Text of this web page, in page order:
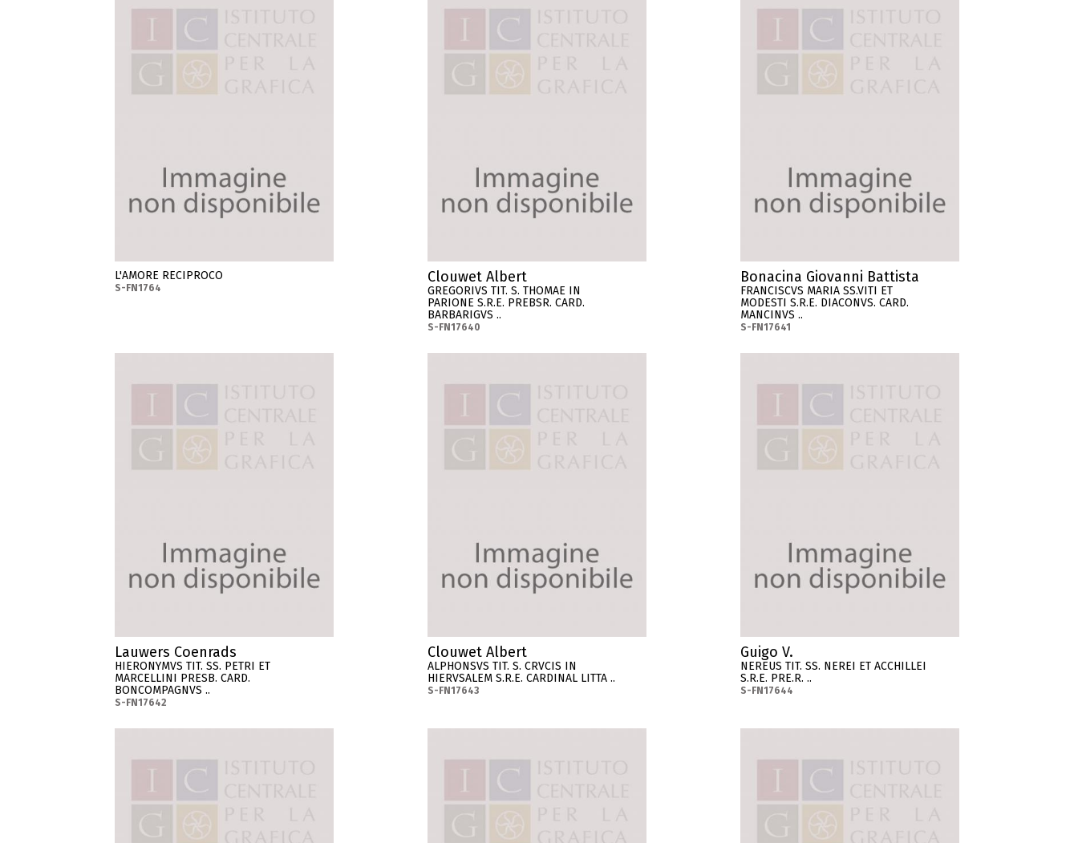
L'AMORE RECIPROCO
S-FN1764
Clouwet Albert
GREGORIVS TIT. S. THOMAE IN
PARIONE S.R.E. PREBSR. CARD.
BARBARIGVS ..
S-FN17640
Bonacina Giovanni Battista
FRANCISCVS MARIA SS.VITI ET
MODESTI S.R.E. DIACONVS. CARD.
MANCINVS ..
S-FN17641
Lauwers Coenrads
HIERONYMVS TIT. SS. PETRI ET
MARCELLINI PRESB. CARD.
BONCOMPAGNVS ..
S-FN17642
Clouwet Albert
ALPHONSVS TIT. S. CRVCIS IN
HIERVSALEM S.R.E. CARDINAL LITTA ..
S-FN17643
Guigo V.
NEREUS TIT. SS. NEREI ET ACCHILLEI
S.R.E. PRE.R. ..
S-FN17644